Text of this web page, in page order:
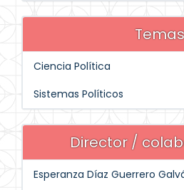
Temas
Ciencia Política
Sistemas Políticos
Director /
Esperanza Díaz Guerrero